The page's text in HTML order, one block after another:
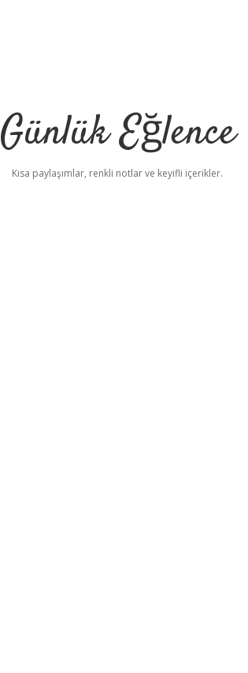
Günlük Eğlence
Kısa paylaşımlar, renkli notlar ve keyifli içerikler.